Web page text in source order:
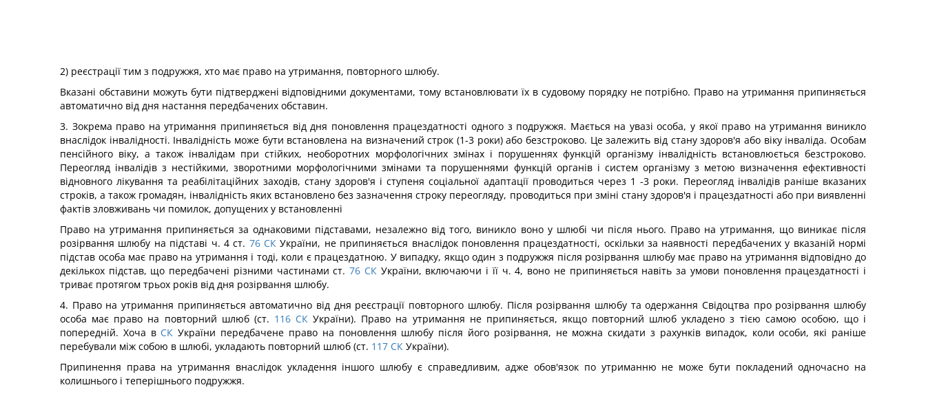
2) реєстрації тим з подружжя, хто має право на утримання, повторного шлюбу.
Вказані обставини можуть бути підтверджені відповідними документами, тому встановлювати їх в судовому порядку не потрібно. Право на утримання припиняється
автоматично від дня настання передбачених обставин.
3. Зокрема право на утримання припиняється від дня поновлення працездатності одного з подружжя. Мається на увазі особа, у якої право на утримання виникло
внаслідок інвалідності. Інвалідність може бути встановлена на визначений строк (1-3 роки) або безстроково. Це залежить від стану здоров'я або віку інваліда. Особам
пенсійного віку, а також інвалідам при стійких, необоротних морфологічних змінах і порушеннях функцій організму інвалідність встановлюється безстроково.
Переогляд інвалідів з нестійкими, зворотними морфологічними змінами та порушеннями функцій органів і систем організму з метою визначення ефективності
відновного лікування та реабілітаційних заходів, стану здоров'я і ступеня соціальної адаптації проводиться через 1 -3 роки. Переогляд інвалідів раніше вказаних
строків, а також громадян, інвалідність яких встановлено без зазначення строку переогляду, проводиться при зміні стану здоров'я і працездатності або при виявленні
фактів зловживань чи помилок, допущених у встановленні
Право на утримання припиняється за однаковими підставами, незалежно від того, виникло воно у шлюбі чи після нього. Право на утримання, що виникає після
розірвання шлюбу на підставі ч. 4 ст. 76 СК України, не припиняється внаслідок поновлення працездатності, оскільки за наявності передбачених у вказаній нормі
підстав особа має право на утримання і тоді, коли є працездатною. У випадку, якщо один з подружжя після розірвання шлюбу має право на утримання відповідно до
декількох підстав, що передбачені різними частинами ст. 76 СКУкраїни, включаючи і її ч. 4, воно не припиняється навіть за умови поновлення працездатності і
триває протягом трьох років від дня розірвання шлюбу.
4. Право на утримання припиняється автоматично від дня реєстрації повторного шлюбу. Після розірвання шлюбу та одержання Свідоцтва про розірвання шлюбу
особа має право на повторний шлюб (ст. 116 СК України). Право на утримання не припиняється, якщо повторний шлюб укладено з тією самою особою, що і
попередній. Хоча в СК України передбачене право на поновлення шлюбу після його розірвання, не можна скидати з рахунків випадок, коли особи, які раніше
перебували між собою в шлюбі, укладають повторний шлюб (ст. 117 СК України).
Припинення права на утримання внаслідок укладення іншого шлюбу є справедливим, адже обов'язок по утриманню не може бути покладений одночасно на
колишнього і теперішнього подружжя.